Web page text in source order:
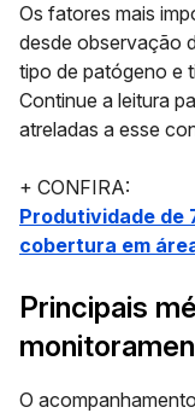
Os fatores mais
desde observação
tipo de patógeno e
Continue a leitura
atreladas a esse
+ CONFIRA:
Produtividade de
cobertura em
Principais
O